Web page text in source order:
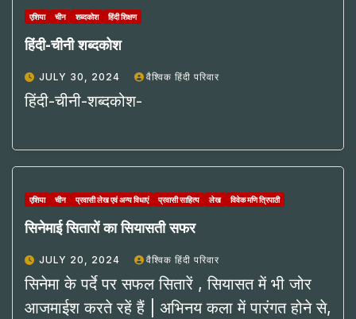
एशिया चीन शब्दकोश हिंदी शिक्षण
हिंदी-चीनी शब्दकोश
JULY 30, 2024 वैश्विक हिंदी परिवार
हिंदी-चीनी-शब्दकोश-
एशिया चीन प्रवासी लेख एवं अन्य विधाएं प्रवासी साहित्य लेख विवेक मणि त्रिपाठी
सिनेमाई सितारों का सियासती सफर
JULY 20, 2024 वैश्विक हिंदी परिवार
सिनेमा के पर्दे पर सफल सितारें , सियासत में भी जोर
आजमाईश करते रहें हैं | अभिनय कला में पारंगत होने से,